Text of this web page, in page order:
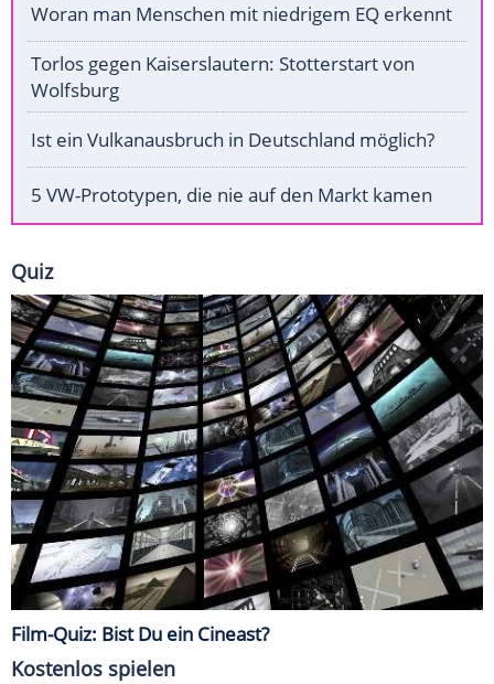
Woran man Menschen mit niedrigem EQ erkennt
Torlos gegen Kaiserslautern: Stotterstart von
Wolfsburg
Ist ein Vulkanausbruch in Deutschland möglich?
5 VW-Prototypen, die nie auf den Markt kamen
Quiz
Film-Quiz: Bist Du ein Cineast?
Kostenlos spielen